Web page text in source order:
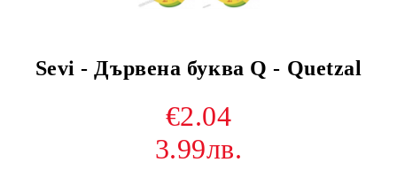
Sevi - Дървена буква Q - Quetzal
€2.04
3.99лв.